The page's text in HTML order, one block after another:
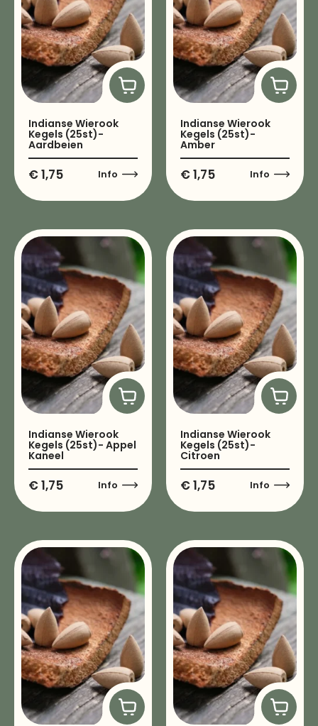
Indianse Wierook
Kegels (25st)-
Aardbeien
€1,75 Info
Indianse Wierook
Kegels (25st)-
Amber
€1,75 Info
Indianse Wierook
Kegels (25st)- Appel
Kaneel
€1,75 Info
Indianse Wierook
Kegels (25st)-
Citroen
€1,75 Info